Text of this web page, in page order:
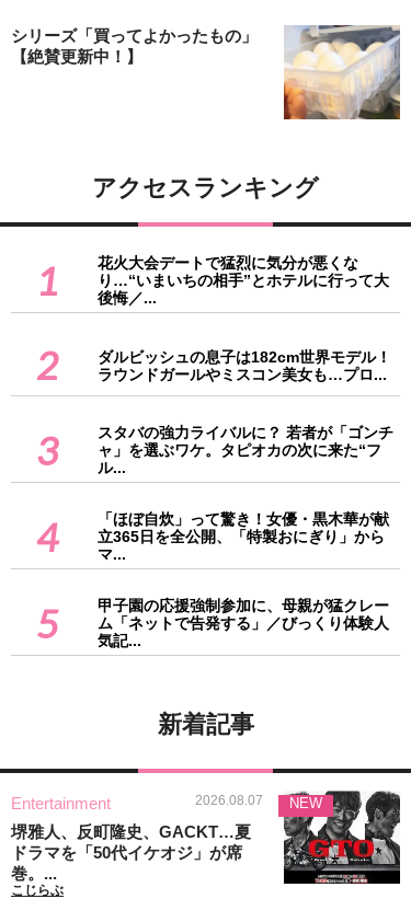
シリーズ「買ってよかったもの」
【絶賛更新中！】
アクセスランキング
1
花火大会デートで猛烈に気分が悪くな
り…“いまいちの相手”とホテルに行って大
後悔／...
2
ダルビッシュの息子は182cm世界モデル！
ラウンドガールやミスコン美女も…プロ...
3
スタバの強力ライバルに？ 若者が「ゴンチ
ャ」を選ぶワケ。タピオカの次に来た“フ
ル...
4
「ほぼ自炊」って驚き！女優・黒木華が献
立365日を全公開、「特製おにぎり」から
マ...
5
甲子園の応援強制参加に、母親が猛クレー
ム「ネットで告発する」／びっくり体験人
気記...
新着記事
Entertainment 2026.08.07
堺雅人、反町隆史、GACKT…夏
ドラマを「50代イケオジ」が席
巻。...
こじらぶ
NEW